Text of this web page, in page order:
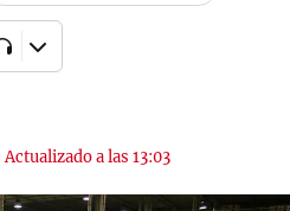
|Actualizado a las 13:03